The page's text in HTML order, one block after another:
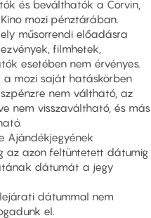
és beválthatók a Corvin,
Kino mozi pénztárában.
műsorrendi előadásra
filmhetek,
esetében nem érvényes.
mozi saját hatáskörben
nem váltható, az
nem visszaváltható, és más
Ajándékjegyének
az azon feltüntetett dátumig
dátumát a jegy
dátummal nem
el.